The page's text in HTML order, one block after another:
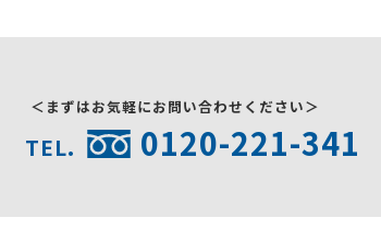
＜まずはお気軽にお問い合わせください＞
TEL. 0120-221-341